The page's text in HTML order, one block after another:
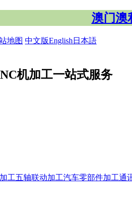
澳门澳
地图 中文版English 日本語
机加工一站式服务
工五轴联动加工汽车零部件加工通